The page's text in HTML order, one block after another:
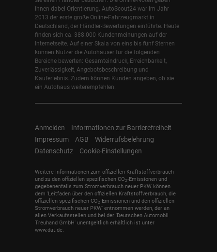
ihnen dabei Orientierung. AutoScout24 war im Jahr
2013 der erste große Online-Fahrzeugmarkt in
Deutschland, der Händler-Bewertungen einführte. Heute
finden sich ca. 388.000 Kundenmeinungen auf der
Internetseite. Auf einer Skala von eins bis fünf Sternen
können Nutzer die Autohäuser für die folgenden
Bereiche bewerten: Gesamteindruck, Erreichbarkeit,
Zuverlässigkeit, Angebotsbeschreibung und
Kauferlebnis. Zudem können Kunden angeben, ob sie
ein Autohaus weiterempfehlen.
Anmelden
Informationen zur Barrierefreiheit
Impressum
AGB
Widerrufsbelehrung
Datenschutz
Cookie-Einstellungen
Weitere Informationen zum offiziellen Kraftstoffverbrauch
und zu den offiziellen spezifischen CO2-Emissionen und
gegebenenfalls zum Stromverbrauch neuer PKW können
dem 'Leitfaden über den offiziellen Kraftstoffverbrauch, die
offiziellen spezifischen CO2-Emissionen und den offiziellen
Stromverbrauch neuer PKW' entnommen werden, der an
allen Verkaufsstellen und bei der 'Deutschen Automobil
Treuhand GmbH' unentgeltlich erhältlich ist unter
www.dat.de.